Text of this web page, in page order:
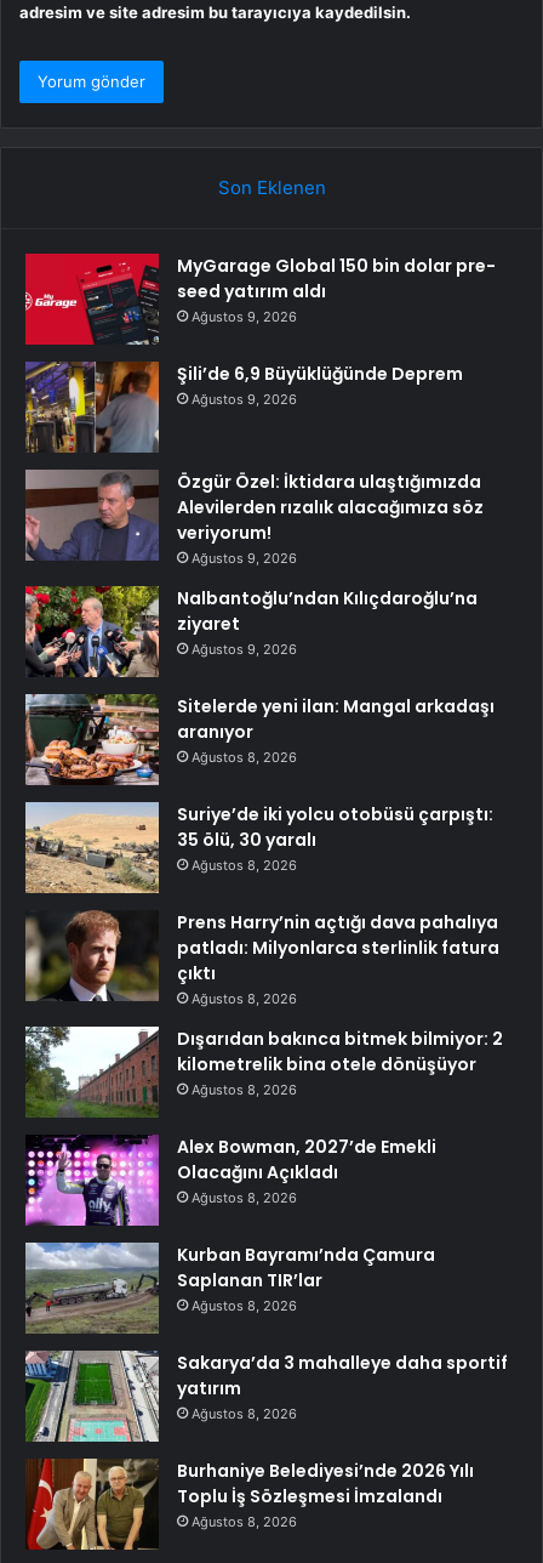
adresim ve site adresim bu tarayıcıya kaydedilsin.
Son Eklenen
MyGarage Global 150 bin dolar pre-
seed yatırım aldı
Ağustos 9, 2026
Şili’de 6,9 Büyüklüğünde Deprem
Ağustos 9, 2026
Özgür Özel: İktidara ulaştığımızda
Alevilerden rızalık alacağımıza söz
veriyorum!
Ağustos 9, 2026
Nalbantoğlu’ndan Kılıçdaroğlu’na
ziyaret
Ağustos 9, 2026
Sitelerde yeni ilan: Mangal arkadaşı
aranıyor
Ağustos 8, 2026
Suriye’de iki yolcu otobüsü çarpıştı:
35 ölü, 30 yaralı
Ağustos 8, 2026
Prens Harry’nin açtığı dava pahalıya
patladı: Milyonlarca sterlinlik fatura
çıktı
Ağustos 8, 2026
Dışarıdan bakınca bitmek bilmiyor: 2
kilometrelik bina otele dönüşüyor
Ağustos 8, 2026
Alex Bowman, 2027’de Emekli
Olacağını Açıkladı
Ağustos 8, 2026
Kurban Bayramı’nda Çamura
Saplanan TIR’lar
Ağustos 8, 2026
Sakarya’da 3 mahalleye daha sportif
yatırım
Ağustos 8, 2026
Burhaniye Belediyesi’nde 2026 Yılı
Toplu İş Sözleşmesi İmzalandı
Ağustos 8, 2026